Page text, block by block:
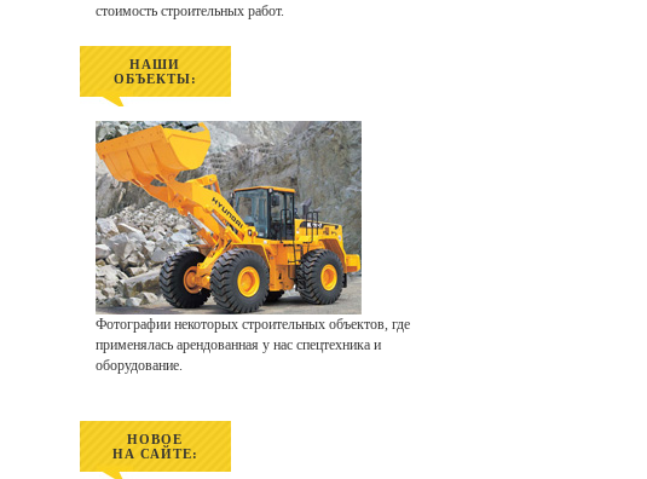
стоимость строительных работ.
НАШИ
ОБЪЕКТЫ:
Фотографии некоторых строительных объектов, где
применялась арендованная у нас спецтехника и
оборудование.
НОВОЕ
НА САЙТЕ: